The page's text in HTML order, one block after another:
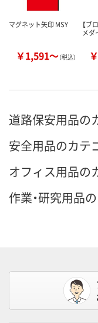
マグネット矢印 MSY
￥1,591～（税込）
【ブ
メダ
道路保安用品の
安全用品のカテ
オフィス用品の
作業・研究用品